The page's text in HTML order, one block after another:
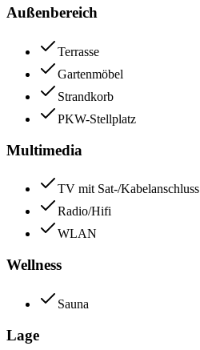
Außenbereich
Terrasse
Gartenmöbel
Strandkorb
PKW-Stellplatz
Multimedia
TV mit Sat-/Kabelanschluss
Radio/Hifi
WLAN
Wellness
Sauna
Lage